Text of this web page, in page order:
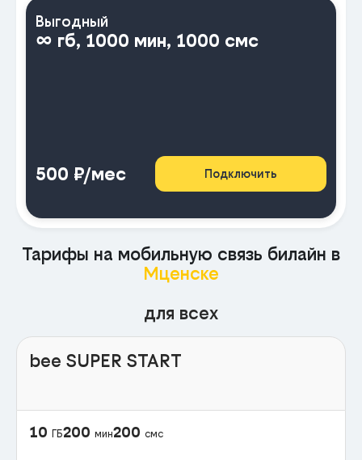
Выгодный
∞ гб, 1000 мин, 1000 смс
500 ₽/мес Подключить
Тарифы на мобильную связь билайн в
Мценске
для всех
bee SUPER START
10 ГБ200 мин200 смс